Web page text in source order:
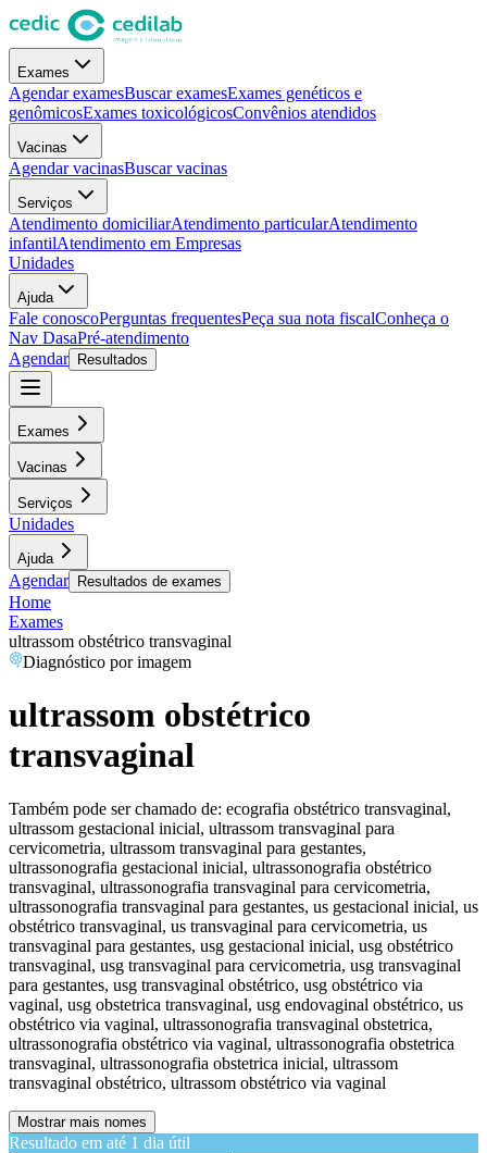
Exames
Agendar examesBuscar examesExames genéticos e
genômicosExames toxicológicosConvênios atendidos
Vacinas
Agendar vacinasBuscar vacinas
Serviços
Atendimento domiciliarAtendimento particularAtendimento
infantilAtendimento em Empresas
Unidades
Ajuda
Fale conoscoPerguntas frequentesPeça sua nota fiscalConheça o
Nav DasaPré-atendimento
Agendar
Resultados
Exames
Vacinas
Serviços
Unidades
Ajuda
Agendar Resultados de exames
Home
Exames
ultrassom obstétrico transvaginal
Diagnóstico por imagem
ultrassom obstétrico
transvaginal
Também pode ser chamado de: ecografia obstétrico transvaginal,
ultrassom gestacional inicial, ultrassom transvaginal para
cervicometria, ultrassom transvaginal para gestantes,
ultrassonografia gestacional inicial, ultrassonografia obstétrico
transvaginal, ultrassonografia transvaginal para cervicometria,
ultrassonografia transvaginal para gestantes, us gestacional inicial, us
obstétrico transvaginal, us transvaginal para cervicometria, us
transvaginal para gestantes, usg gestacional inicial, usg obstétrico
transvaginal, usg transvaginal para cervicometria, usg transvaginal
para gestantes, usg transvaginal obstétrico, usg obstétrico via
vaginal, usg obstetrica transvaginal, usg endovaginal obstétrico, us
obstétrico via vaginal, ultrassonografia transvaginal obstetrica,
ultrassonografia obstétrico via vaginal, ultrassonografia obstetrica
transvaginal, ultrassonografia obstetrica inicial, ultrassom
transvaginal obstétrico, ultrassom obstétrico via vaginal
Mostrar mais nomes
Resultado em até 1 dia útil